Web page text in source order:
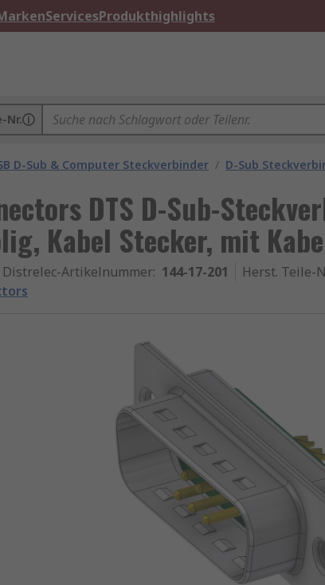
ServicesProdukthighlights
Nr.
D-Sub & Computer Steckverbinder / D-Sub
DTS D-Sub-
Kabel Stecker, mit
Distrelec-Artikelnummer: 144-17-201 Herst. Teile-